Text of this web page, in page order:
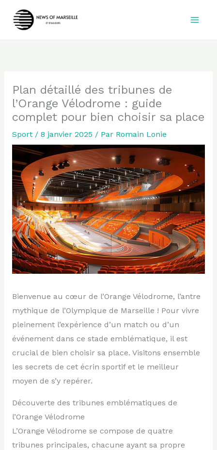
Plan détaillé des tribunes de
l’Orange Vélodrome : guide
complet pour bien choisir sa place
Sport/ 8 janvier 2025 / Par Romain Lonie
Bienvenue au cœur de l’Orange Vélodrome, l’antre
mythique de l’Olympique de Marseille ! Pour vivre
pleinement l’expérience d’un match ou d’un
événement dans ce stade emblématique, il est
crucial de bien choisir sa place. Visitons ensemble
les secrets de cet écrin sportif et le meilleur
moyen de s’y repérer.
Découverte des tribunes emblématiques de
l’Orange Vélodrome
L’Orange Vélodrome se compose de quatre
tribunes principales, chacune ayant sa propre